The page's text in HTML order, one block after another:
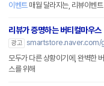
이벤트매월 달라지는, 리뷰이벤트
리뷰가 증명하는 버티컬마우스
광고 smartstore.naver.com/
모두가 다른 상황이기에, 완벽한
스를 위해